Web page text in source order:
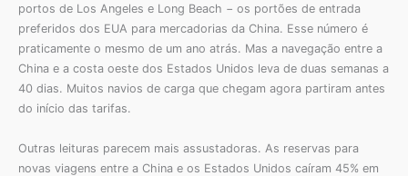
portos de Los Angeles e Long Beach − os portões de entrada
preferidos dos EUA para mercadorias da China. Esse número é
praticamente o mesmo de um ano atrás. Mas a navegação entre a
China e a costa oeste dos Estados Unidos leva de duas semanas a
40 dias. Muitos navios de carga que chegam agora partiram antes
do início das tarifas.
Outras leituras parecem mais assustadoras. As reservas para
novas viagens entre a China e os Estados Unidos caíram 45% em